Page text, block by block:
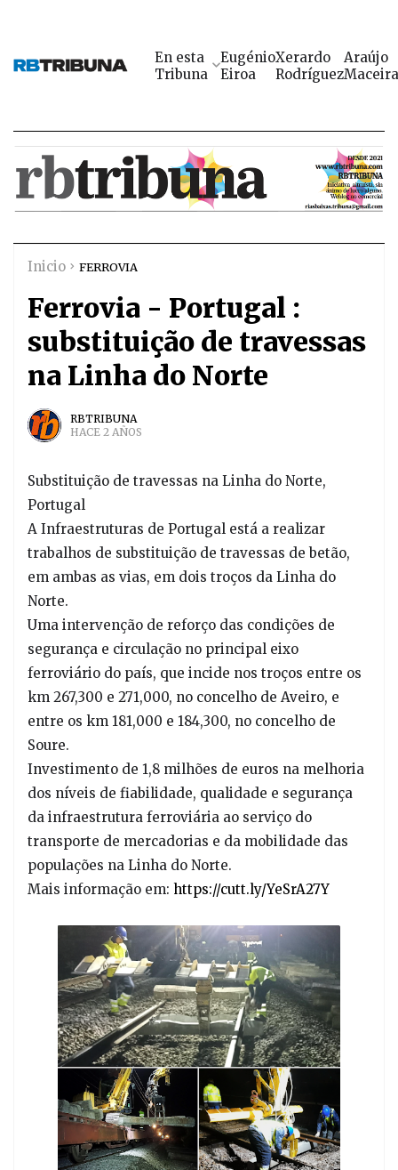
En esta
Tribuna
Eugénio
Eiroa
Xerardo
Rodríguez
Araújo
Maceira
Inicio FERROVIA
Ferrovia - Portugal :
substituição de travessas
na Linha do Norte
RBTRIBUNA
HACE 2 AÑOS
Substituição de travessas na Linha do Norte,
Portugal
A Infraestruturas de Portugal está a realizar
trabalhos de substituição de travessas de betão,
em ambas as vias, em dois troços da Linha do
Norte.
Uma intervenção de reforço das condições de
segurança e circulação no principal eixo
ferroviário do país, que incide nos troços entre os
km 267,300 e 271,000, no concelho de Aveiro, e
entre os km 181,000 e 184,300, no concelho de
Soure.
Investimento de 1,8 milhões de euros na melhoria
dos níveis de fiabilidade, qualidade e segurança
da infraestrutura ferroviária ao serviço do
transporte de mercadorias e da mobilidade das
populações na Linha do Norte.
Mais informação em: https://cutt.ly/YeSrA27Y